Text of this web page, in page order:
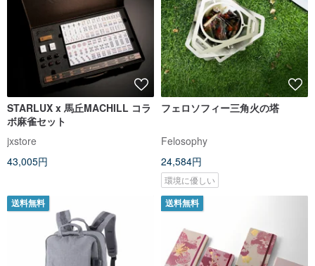
STARLUX x 馬丘MACHILL コラ
ボ麻雀セット
jxstore
43,005円
フェロソフィー三角火の塔
Felosophy
24,584円
環境に優しい
送料無料 送料無料